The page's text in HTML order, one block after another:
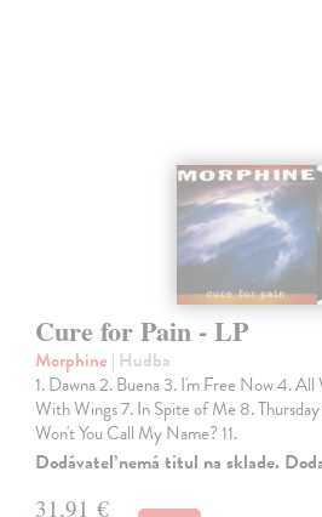
Cure for Pain - LP
Morphine | Hudba
1. Dawna 2. Buena 3. I'm Free Now 4.
With Wings 7. In Spite of Me 8.
Won't You Call My Name? 11.
Dodávateľ nemá titul na sklade.
31,91 €